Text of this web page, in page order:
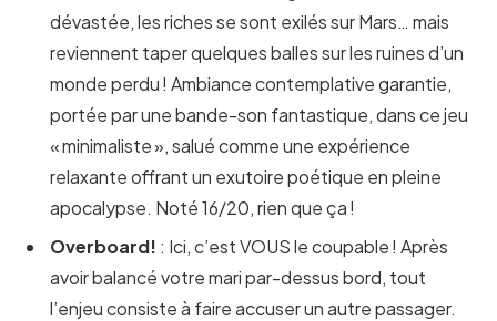
dévastée, les riches se sont exilés sur Mars… mais
reviennent taper quelques balles sur les ruines d’un
monde perdu ! Ambiance contemplative garantie,
portée par une bande-son fantastique, dans ce jeu
« minimaliste », salué comme une expérience
relaxante offrant un exutoire poétique en pleine
apocalypse. Noté 16/20, rien que ça !
Overboard! : Ici, c’est VOUS le coupable ! Après
avoir balancé votre mari par-dessus bord, tout
l’enjeu consiste à faire accuser un autre passager.